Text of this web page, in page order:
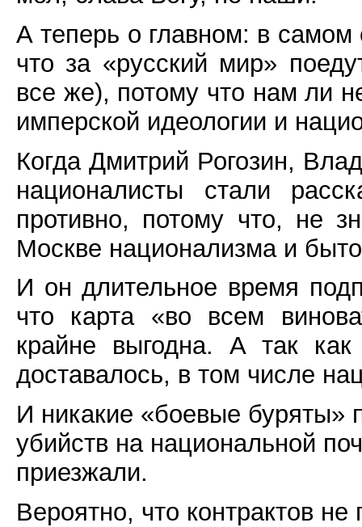
А теперь о главном: в самом
что за «русский мир»
все же), потому что нам ли
имперской идеологии и
Когда Дмитрий Рогозин,
националисты стали
противно, потому что, не
Москве национализма и
И он длительное время
что карта «во всем
крайне выгодна. А так
доставалось, в том числе
И никакие «боевые буряты»
убийств на национальной
приезжали.
Вероятно, что контрактов